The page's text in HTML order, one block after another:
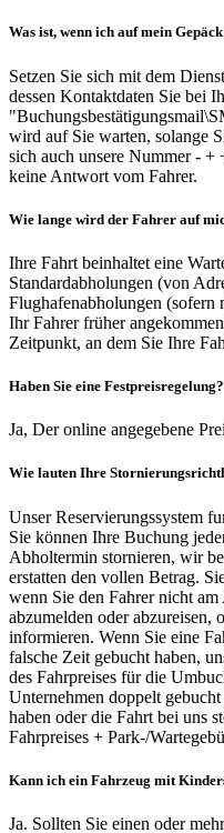
Was ist, wenn ich auf mein
Setzen Sie sich mit dem
dessen Kontaktdaten Sie bei
wird auf Sie warten, solange
sich auch unsere Nummer -
keine Antwort vom Fahrer.
Wie lange wird der Fahrer auf
Ihre Fahrt beinhaltet eine
Standardabholungen (von
Flughafenabholungen (sofern
Ihr Fahrer früher
Zeitpunkt, an dem Sie Ihre
Haben Sie eine Festpreisregelung?
Ja, Der online angegebene
Wie lauten Ihre
Unser Reservierungssystem
Sie können Ihre Buchung
Abholtermin stornieren, wir
erstatten den vollen Betrag.
wenn Sie den Fahrer nicht
abzumelden oder abzureisen,
informieren. Wenn Sie eine
falsche Zeit gebucht haben,
des Fahrpreises für die
Unternehmen doppelt
haben oder die Fahrt bei uns
Fahrpreises + Park-/
Kann ich ein Fahrzeug mit
Ja. Sollten Sie einen oder